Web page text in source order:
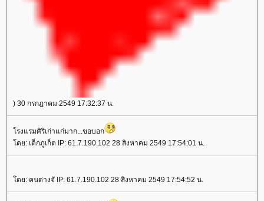
) 30 กรกฎาคม 2549 17:32:37 น.
รงแรมศิริเก่าแก่มาก...ขอบอก
ดย: เด็กภูเก็ต IP: 61.7.190.102 28 สิงหาคม 2549 17:54:01 น.
ดย: คนต่างจั IP: 61.7.190.102 28 สิงหาคม 2549 17:54:52 น.